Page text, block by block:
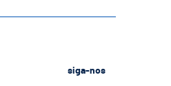
siga-nos